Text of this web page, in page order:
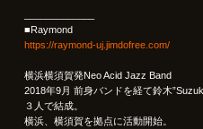
■Raymond
https://raymond-uj.jimdofree.com/
横浜横須賀発Neo Acid Jazz Band
2018年9月 前身バンドを経て鈴木
３人で結成。
横浜、横須賀を拠点に活動開始。